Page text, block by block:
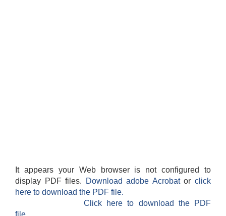
It appears your Web browser is not configured to
display PDF files.
Download adobe Acrobatorclick
here to download the PDF file.
Click here to download the PDF